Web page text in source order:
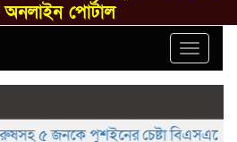
অনলাইন পোর্টাল
Toggle
৫ জনকে পুশইনের চেষ্টা বিএসএফের,